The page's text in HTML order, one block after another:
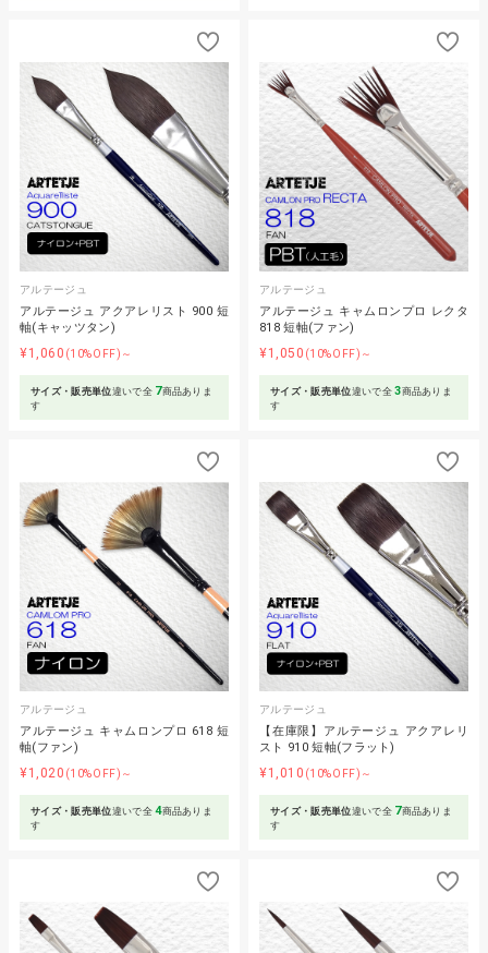
アルテージュ
アルテージュ アクアレリスト 900 短
軸(キャッツタン)
¥1,060 (10%OFF)～
サイズ・販売単位違いで全 7商品ありま
す
アルテージュ
アルテージュ キャムロンプロ レクタ
818 短軸(ファン)
¥1,050 (10%OFF)～
サイズ・販売単位違いで全3商品ありま
す
アルテージュ
アルテージュ キャムロンプロ 618 短
軸(ファン)
¥1,020 (10%OFF)～
サイズ・販売単位違いで全4商品ありま
す
アルテージュ
【在庫限】アルテージュ アクアレリ
スト 910 短軸(フラット)
¥1,010 (10%OFF)～
サイズ・販売単位違いで全 7商品ありま
す